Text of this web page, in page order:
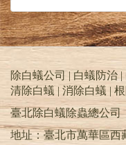
蟲體易生存機率
2.因室內漏水等
以防止漏水狀況
細扁蟲科~姬薪
◎姬薪蟲特性
體極細小，體色
慢轉變褐色，有
殖木材上，取食
數量龐大，短期
除白蟻公司 | 白蟻防治
清除白蟻 | 消除白蟻 |
臺北除白蟻除蟲總公司
地址：臺北市萬華區西